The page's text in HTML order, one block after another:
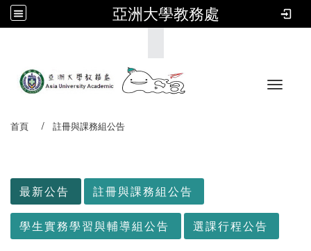
亞洲大學教務處
Toggle
首頁 註冊與課務組公告
最新公告 註冊與課務組公告
學生實務學習與輔導組公告 選課行程公告